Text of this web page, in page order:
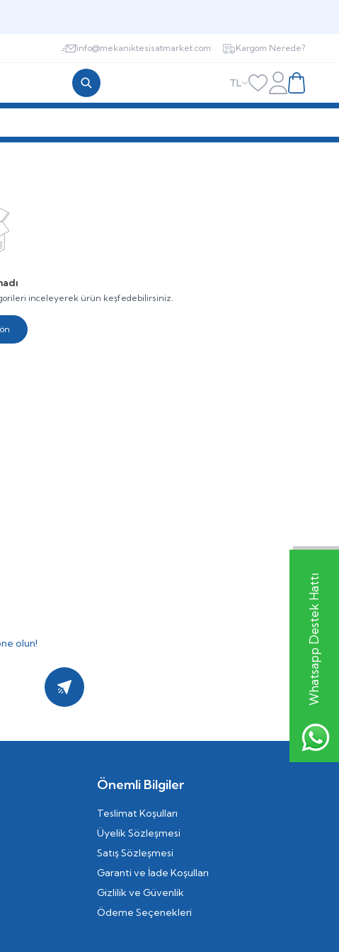
Whatsapp Destek Hattı
info@mekaniktesisatmarket.com Kargom Nerede?
TL Favorilerim
HesabımSepetim
inceleyerek ürün keşfedebilirsiniz.
olun!
Kayıt Ol
Önemli Bilgiler
Teslimat Koşulları
Üyelik Sözleşmesi
Satış Sözleşmesi
Garanti ve İade Koşulları
Gizlilik ve Güvenlik
Ödeme Seçenekleri